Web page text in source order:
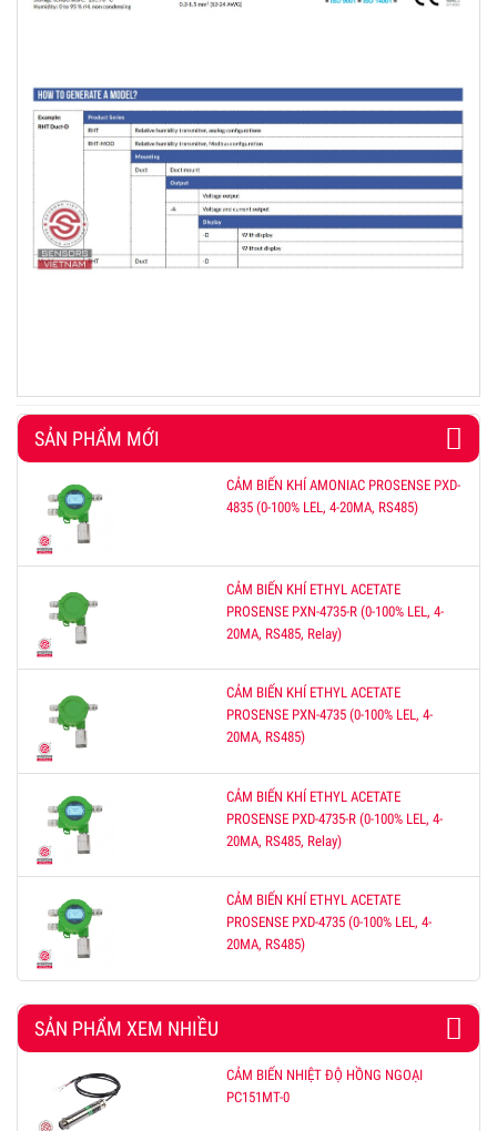
SẢN PHẨM MỚI
CẢM BIẾN KHÍ AMONIAC PROSENSE PXD-
4835 (0-100% LEL, 4-20MA, RS485)
CẢM BIẾN KHÍ ETHYL ACETATE
PROSENSE PXN-4735-R (0-100% LEL, 4-
20MA, RS485, Relay)
CẢM BIẾN KHÍ ETHYL ACETATE
PROSENSE PXN-4735 (0-100% LEL, 4-
20MA, RS485)
CẢM BIẾN KHÍ ETHYL ACETATE
PROSENSE PXD-4735-R (0-100% LEL, 4-
20MA, RS485, Relay)
CẢM BIẾN KHÍ ETHYL ACETATE
PROSENSE PXD-4735 (0-100% LEL, 4-
20MA, RS485)
SẢN PHẨM XEM NHIỀU
CẢM BIẾN NHIỆT ĐỘ HỒNG NGOẠI
PC151MT-0